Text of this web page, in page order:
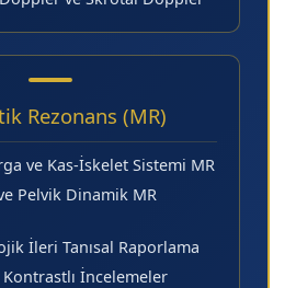
Rezonans (MR)
ve Kas-İskelet Sistemi MR
Pelvik Dinamik MR
İleri Tanısal Raporlama
İncelemeler